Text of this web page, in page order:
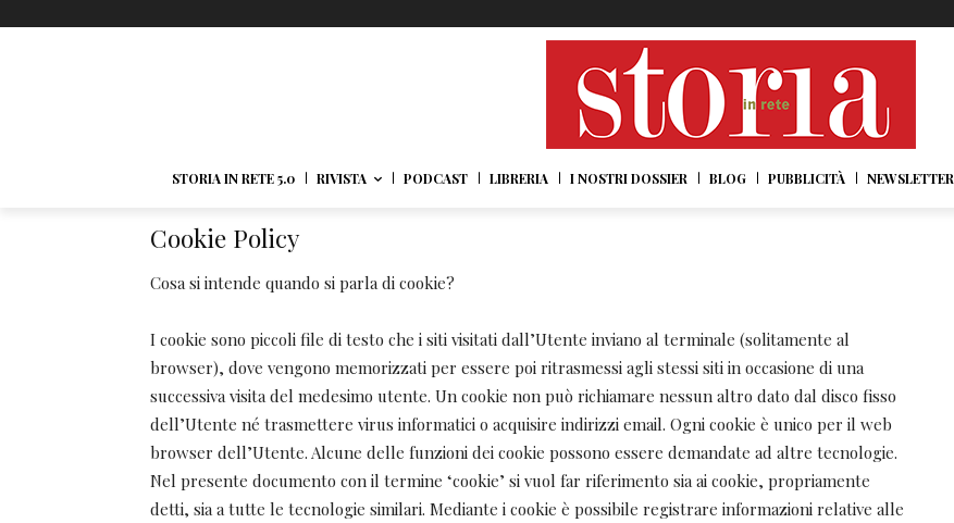
STORIA IN RETE 5.0 RIVISTA PODCAST LIBRERIA I NOSTRI DOSSIER BLOG PUBBLICITÀ NEWSLETTER
Cookie Policy
Cosa si intende quando si parla di cookie?
I cookie sono piccoli file di testo che i siti visitati dall’Utente inviano al terminale (solitamente al
browser), dove vengono memorizzati per essere poi ritrasmessi agli stessi siti in occasione di una
successiva visita del medesimo utente. Un cookie non può richiamare nessun altro dato dal disco fisso
dell’Utente né trasmettere virus informatici o acquisire indirizzi email. Ogni cookie è unico per il web
browser dell’Utente. Alcune delle funzioni dei cookie possono essere demandate ad altre tecnologie.
Nel presente documento con il termine ‘cookie’ si vuol far riferimento sia ai cookie, propriamente
detti, sia a tutte le tecnologie similari. Mediante i cookie è possibile registrare informazioni relative alle